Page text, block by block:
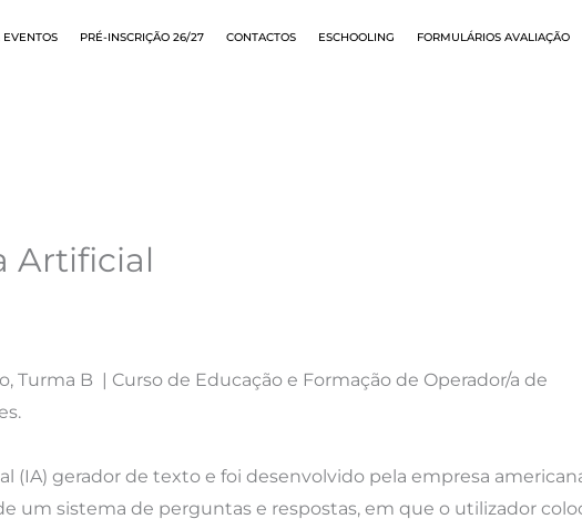
PRÉ-INSCRIÇÃO 26/27 CONTACTOS ESCHOOLING FORMULÁRIOS AVALIAÇÃO
Artificial
Turma B | Curso de Educação e Formação de Operador/a de
gerador de texto e foi desenvolvido pela empresa
um sistema de perguntas e respostas, em que o utilizador